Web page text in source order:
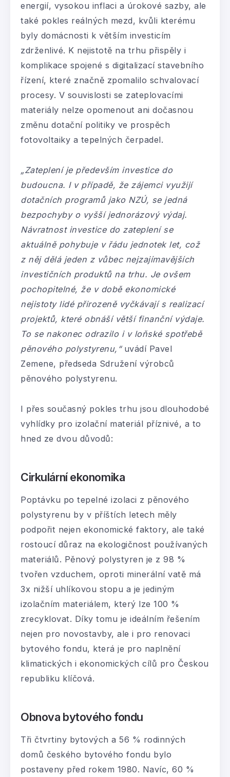
energií, vysokou inflaci a úrokové sazby, ale
také pokles reálných mezd, kvůli kterému
byly domácnosti k větším investicím
zdrženlivé. K nejistotě na trhu přispěly i
komplikace spojené s digitalizací stavebního
řízení, které značně zpomalilo schvalovací
procesy. V souvislosti se zateplovacími
materiály nelze opomenout ani dočasnou
změnu dotační politiky ve prospěch
fotovoltaiky a tepelných čerpadel.
„Zateplení je především investice do
budoucna. I v případě, že zájemci využijí
dotačních programů jako NZÚ, se jedná
bezpochyby o vyšší jednorázový výdaj.
Návratnost investice do zateplení se
aktuálně pohybuje v řádu jednotek let, což
z něj dělá jeden z vůbec nejzajímavějších
investičních produktů na trhu. Je ovšem
pochopitelné, že v době ekonomické
nejistoty lidé přirozeně vyčkávají s realizací
projektů, které obnáší větší finanční výdaje.
To se nakonec odrazilo i v loňské spotřebě
pěnového polystyrenu,“uvádí Pavel
Zemene, předseda Sdružení výrobců
pěnového polystyrenu.
I přes současný pokles trhu jsou dlouhodobé
vyhlídky pro izolační materiál příznivé, a to
hned ze dvou důvodů:
Cirkulární ekonomika
Poptávku po tepelné izolaci z pěnového
polystyrenu by v příštích letech měly
podpořit nejen ekonomické faktory, ale také
rostoucí důraz na ekologičnost používaných
materiálů. Pěnový polystyren je z 98 %
tvořen vzduchem, oproti minerální vatě má
3x nižší uhlíkovou stopu a je jediným
izolačním materiálem, který lze 100 %
zrecyklovat. Díky tomu je ideálním řešením
nejen pro novostavby, ale i pro renovaci
bytového fondu, která je pro naplnění
klimatických i ekonomických cílů pro Českou
republiku klíčová.
Obnova bytového fondu
Tři čtvrtiny bytových a 56 % rodinných
domů českého bytového fondu bylo
postaveny před rokem 1980. Navíc, 60 %